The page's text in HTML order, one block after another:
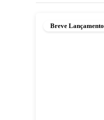
Breve Lançamento